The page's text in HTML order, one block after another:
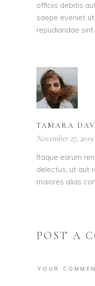
officiis debitis
saepe eveniet
repudiandae sint
TAMARA
November 27, 2019
Itaque earum
delectus, ut aut
maiores alias
POST A